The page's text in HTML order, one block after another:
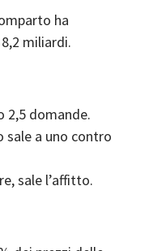
ha
miliardi.
2,5 domande.
sale a uno contro
sale l’affitto.